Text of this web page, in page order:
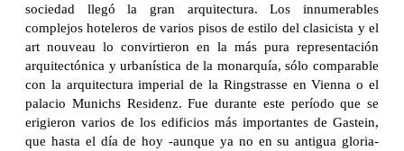
sociedad llegó la gran arquitectura. Los innumerables
complejos hoteleros de varios pisos de estilo del clasicista y el
art nouveau lo convirtieron en la más pura representación
arquitectónica y urbanística de la monarquía, sólo comparable
con la arquitectura imperial de la Ringstrasse en Vienna o el
palacio Munichs Residenz. Fue durante este período que se
erigieron varios de los edificios más importantes de Gastein,
que hasta el día de hoy -aunque ya no en su antigua gloria-